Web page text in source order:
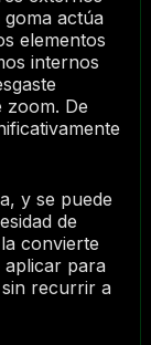
actúa
elementos
internos
zoom. De
y se puede
de
convierte
para
recurrir a